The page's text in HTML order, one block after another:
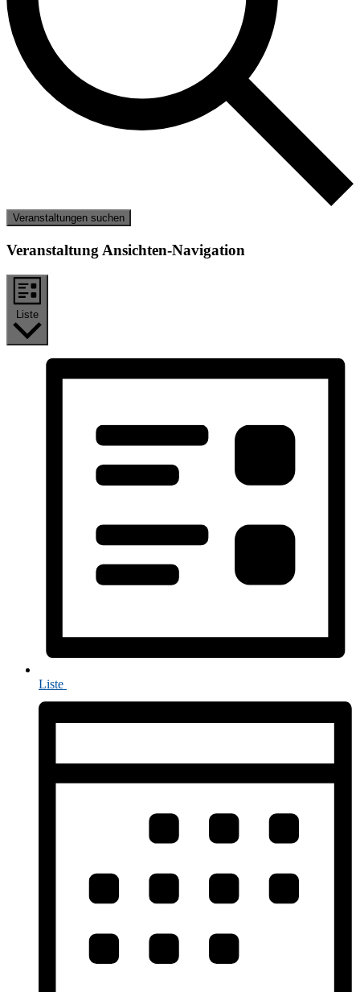
Veranstaltungen suchen
Veranstaltung Ansichten-Navigation
Liste
Liste